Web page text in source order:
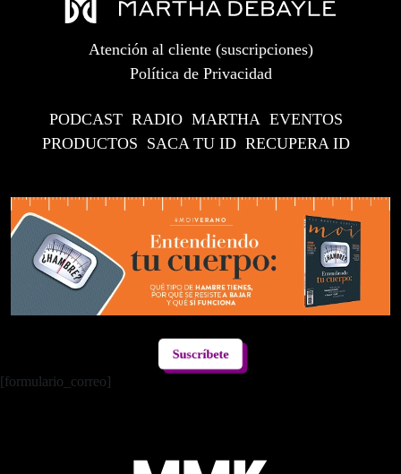
Atención al cliente (suscripciones)
Política de Privacidad
PODCAST RADIO MARTHA EVENTOS
PRODUCTOS SACA TU ID RECUPERA ID
Suscríbete
[formulario_correo]